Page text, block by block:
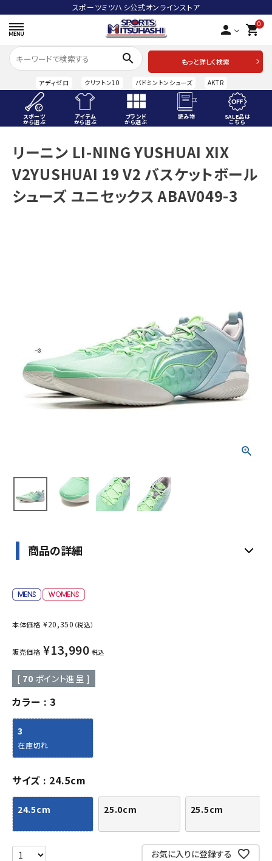
スポーツミツハシ公式オンラインストア
person 0
shopping_cart
search
もっと詳しく検索
アディゼロ クリフトン10 バドミントンシューズ AKTR
スポーツ
から選ぶ
アイテム
から選ぶ
ブランド
から選ぶ
読み物 SALE品は
こちら
ようこそ ゲスト 様
meeting_room person 会員登録
ご利用ガイド
お問い合わせ
リーニン LI-NING YUSHUAI XIX
V2YUSHUAI 19 V2 バスケットボール
シューズ ユニセックス ABAV049-3
商品の詳細
本体価格 ¥20,350 （税込）
販売価格 ¥13,990 税込
[ 70 ポイント進呈 ]
カラー 3
3
在庫切れ
サイズ 24.5cm
24.5cm 25.0cm 25.5cm
お気に入りに登録する